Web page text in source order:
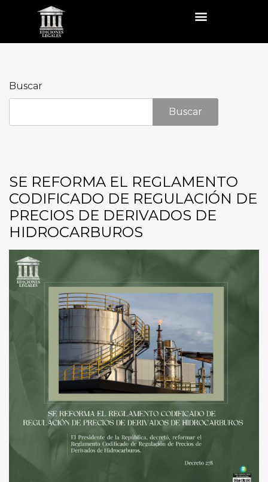
Buscar
Buscar
SE REFORMA EL REGLAMENTO
CODIFICADO DE REGULACIÓN DE
PRECIOS DE DERIVADOS DE
HIDROCARBUROS